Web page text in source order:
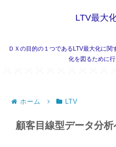
LTV最大
ＤＸの目的の１つであるLTV最大化に
化を図るために
ホーム LTV
顧客目線型データ分